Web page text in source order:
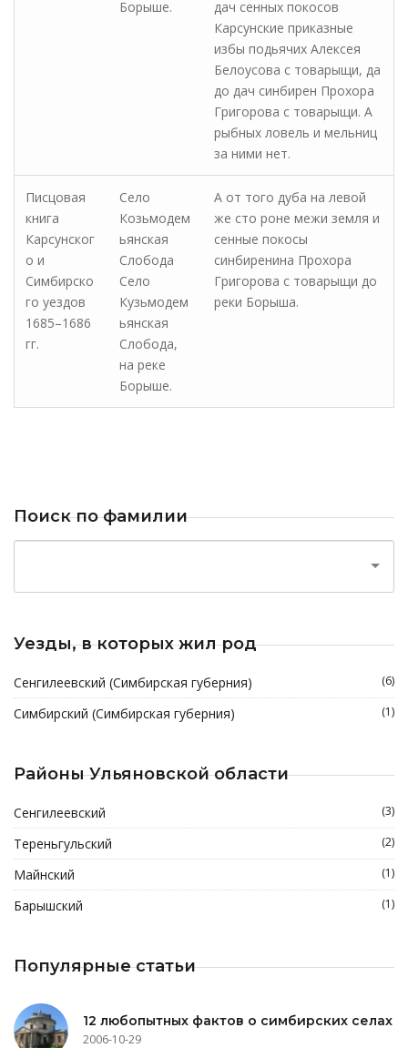
Борыше.
дач сенных покосов
Карсунские приказные
избы подьячих Алексея
Белоусова с товарыщи, да
до дач синбирен Прохора
Григорова с товарыщи. А
рыбных ловель и мельниц
за ними нет.
Писцовая
книга
Карсунског
о и
Симбирско
го уездов
1685–1686
гг.
Село
Козьмодем
ьянская
Слобода
Село
Кузьмодем
ьянская
Слобода,
на реке
Борыше.
А от того дуба на левой
же сто роне межи земля и
сенные покосы
синбиренина Прохора
Григорова с товарыщи до
реки Борыша.
Поиск по фамилии
Уезды, в которых жил род
Сенгилеевский (Симбирская губерния) (6)
Симбирский (Симбирская губерния) (1)
Районы Ульяновской области
Сенгилеевский (3)
Тереньгульский (2)
Майнский (1)
Барышский (1)
Популярные статьи
12 любопытных фактов о симбирских селах
2006-10-29